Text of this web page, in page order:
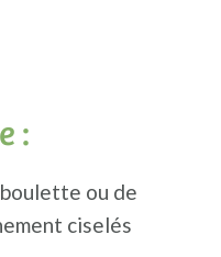
:
ou de
ciselés